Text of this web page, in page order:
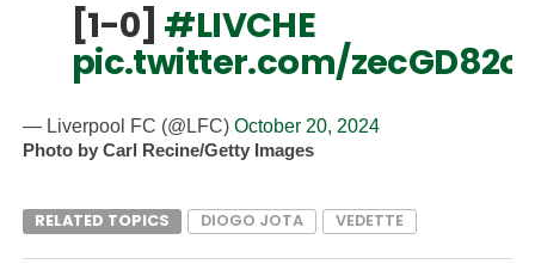
[1-0] #LIVCHE
pic.twitter.com/
— Liverpool FC (@LFC) October 20, 2024
Photo by Carl Recine/Getty Images
RELATED TOPICS DIOGO JOTA VEDETTE